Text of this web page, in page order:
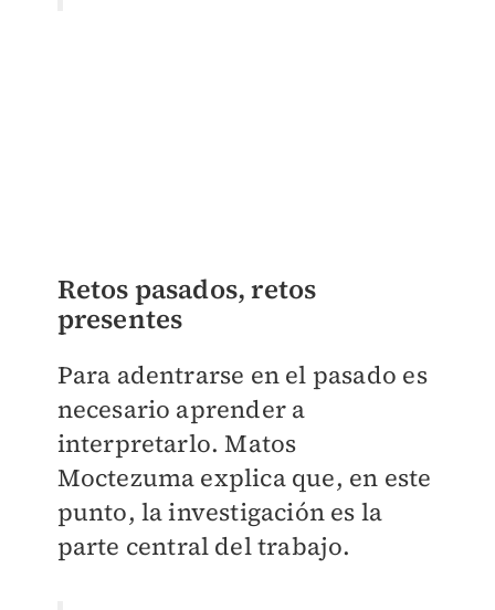
Retos pasados, retos
presentes
Para adentrarse en el pasado es
necesario aprender a
interpretarlo. Matos
Moctezuma explica que, en este
punto, la investigación es la
parte central del trabajo.